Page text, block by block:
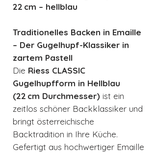
22 cm – hellblau
Traditionelles Backen in Emaille
– Der Gugelhupf-Klassiker in
zartem Pastell
Die Riess CLASSIC
Gugelhupfform in Hellblau
(22 cm Durchmesser) ist ein
zeitlos schöner Backklassiker und
bringt österreichische
Backtradition in Ihre Küche.
Gefertigt aus hochwertiger Emaille